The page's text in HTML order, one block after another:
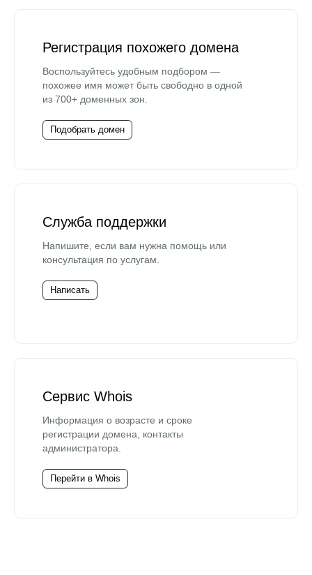
Регистрация похожего домена
Воспользуйтесь удобным подбором —
похожее имя может быть свободно в одной
из 700+ доменных зон.
Подобрать домен
Служба поддержки
Напишите, если вам нужна помощь или
консультация по услугам.
Написать
Сервис Whois
Информация о возрасте и сроке
регистрации домена, контакты
администратора.
Перейти в Whois